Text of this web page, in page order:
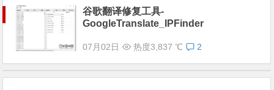
谷歌翻译修复工具-
GoogleTranslate_IPFinder
07月02日 热度3,837 ℃ 2